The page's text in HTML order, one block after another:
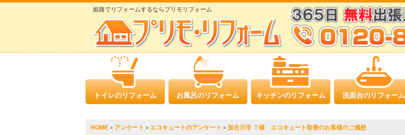
姫路でリフォームするならプリモリフォーム
トイレのリフォーム お風呂のリフォーム キッチンのリフォーム 洗面台のリフォーム
HOME > アンケート > エコキュートのアンケート > 加古川市 Ｔ様 エコキュート取替のお客様のご感想